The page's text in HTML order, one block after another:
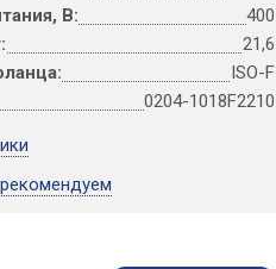
В:
400
21,6
ISO-F
0204-1018F2210